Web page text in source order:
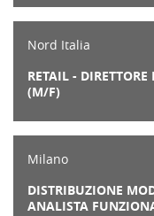
Nord Italia
RETAIL -
(M/F)
Milano
DISTRIBUZIONE
ANALISTA